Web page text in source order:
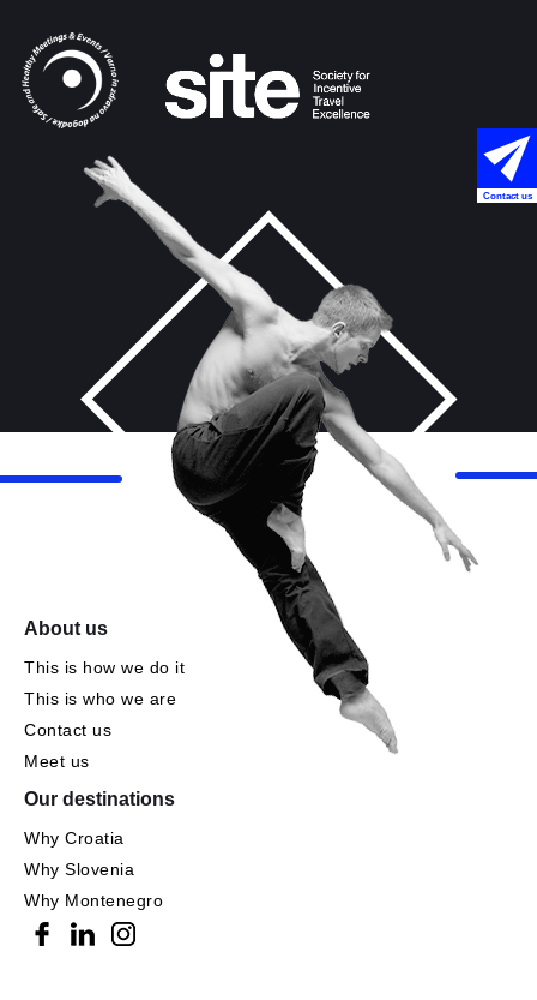
About us
This is how we do it
This is who we are
Contact us
Meet us
Our destinations
Why Croatia
Why Slovenia
Why Montenegro
Contact us